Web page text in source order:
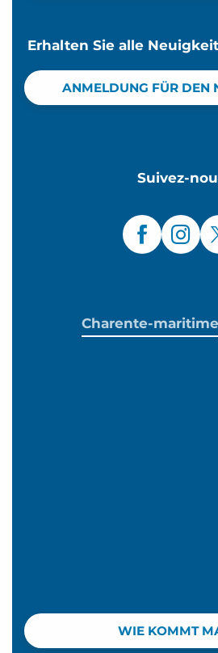
Erhalten Sie alle
ANMELDUNG FÜR DEN
Suivez-
WIE KOMMT
Charente-maritime